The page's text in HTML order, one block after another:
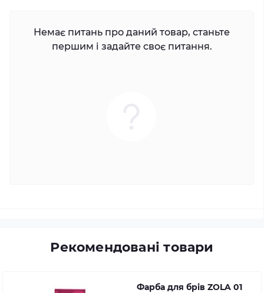
Немає питань про даний товар, станьте
першим і задайте своє питання.
Рекомендовані товари
Фарба для брів ZOLA 01